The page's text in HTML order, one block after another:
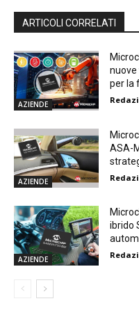
ARTICOLI CORRELATI
AZIENDE
per la
AZIENDE
ASA-
AZIENDE
ibrido